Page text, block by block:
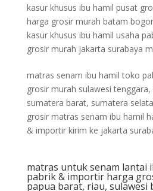
kasur khusus ibu hamil pusat
harga grosir murah batam
kasur khusus ibu hamil usaha
grosir murah jakarta surabaya
matras senam ibu hamil toko
grosir murah sulawesi
sumatera barat, sumatera
grosir matras senam ibu hamil
& importir kirim ke jakarta
matras untuk senam lantai
pabrik & importir harga
papua barat, riau, sulawesi